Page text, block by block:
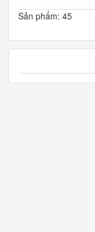
Sản phẩm: 45